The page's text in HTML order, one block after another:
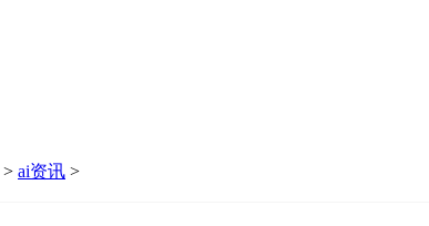
> ai资讯 >